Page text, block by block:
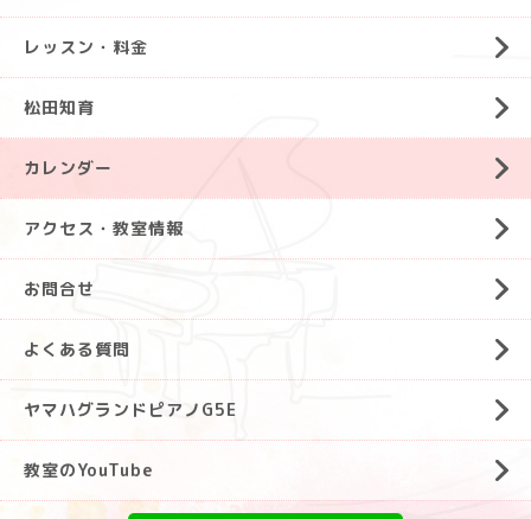
レッスン・料金
松田知育
カレンダー
アクセス・教室情報
お問合せ
よくある質問
ヤマハグランドピアノG5E
教室のYouTube